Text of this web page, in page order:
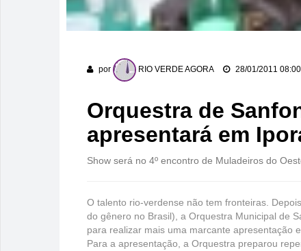
por RIO VERDE AGORA 28/01/2011 08:00
Orquestra de
apresentará em
Show será no 4º encontro de Muladeiros do
O talento rio-verdense não tem fronteiras.
do gênero no Brasil), a Orquestra Municipal de
para realizar mais uma marcante apresentação
Para a apresentação, a Orquestra preparou